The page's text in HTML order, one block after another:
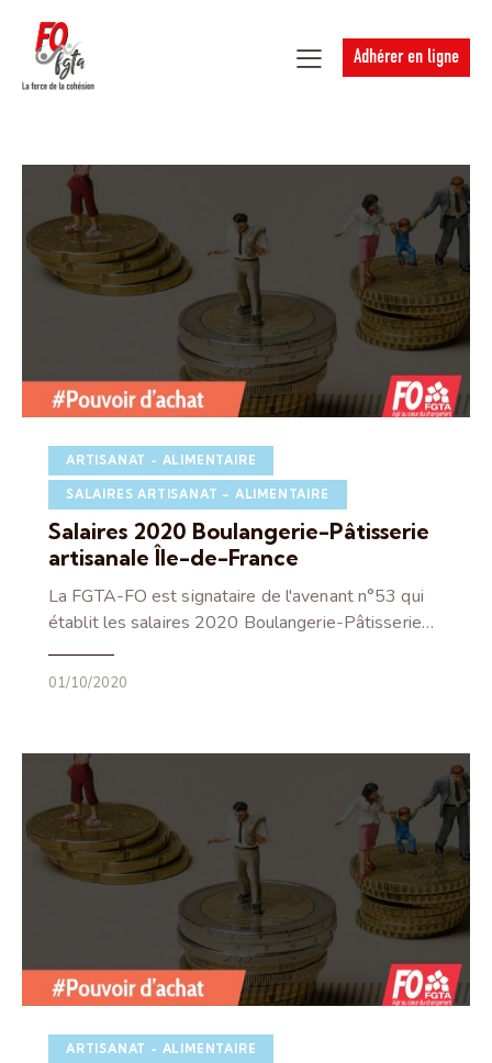
Adhérer en ligne
ARTISANAT - ALIMENTAIRE
SALAIRES ARTISANAT – ALIMENTAIRE
Salaires 2020 Boulangerie-Pâtisserie
artisanale Île-de-France
La FGTA-FO est signataire de l'avenant n°53 qui
établit les salaires 2020 Boulangerie-Pâtisserie…
01/10/2020
ARTISANAT - ALIMENTAIRE